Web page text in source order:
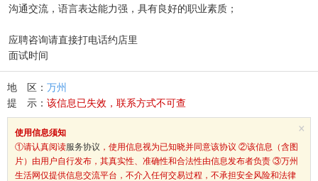
沟通交流，语言表达能力强，具有良好的职业素质；
应聘咨询请直接打电话约店里
面试时间
地 区： 万州
提 示： 该信息已失效，联系方式不可查
×
使用信息须知
①请认真阅读服务协议 ，使用信息视为已知晓并同意该协议 ②该信息（含图
片）由用户自行发布，其真实性、准确性和合法性由信息发布者负责 ③万州
生活网仅提供信息交流平台，不介入任何交易过程，不承担安全风险和法律